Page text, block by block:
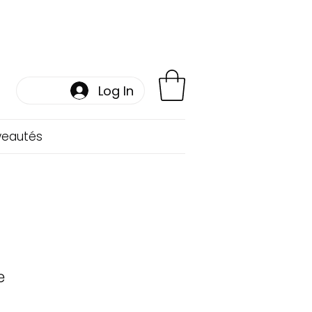
Log In